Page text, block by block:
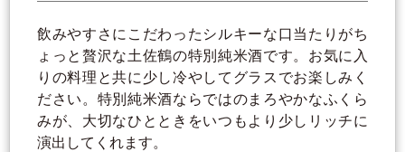
飲みやすさにこだわったシルキーな口当たりがち
ょっと贅沢な土佐鶴の特別純米酒です。お気に入
りの料理と共に少し冷やしてグラスでお楽しみく
ださい。特別純米酒ならではのまろやかなふくら
みが、大切なひとときをいつもより少しリッチに
演出してくれます。